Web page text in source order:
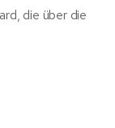
die über die